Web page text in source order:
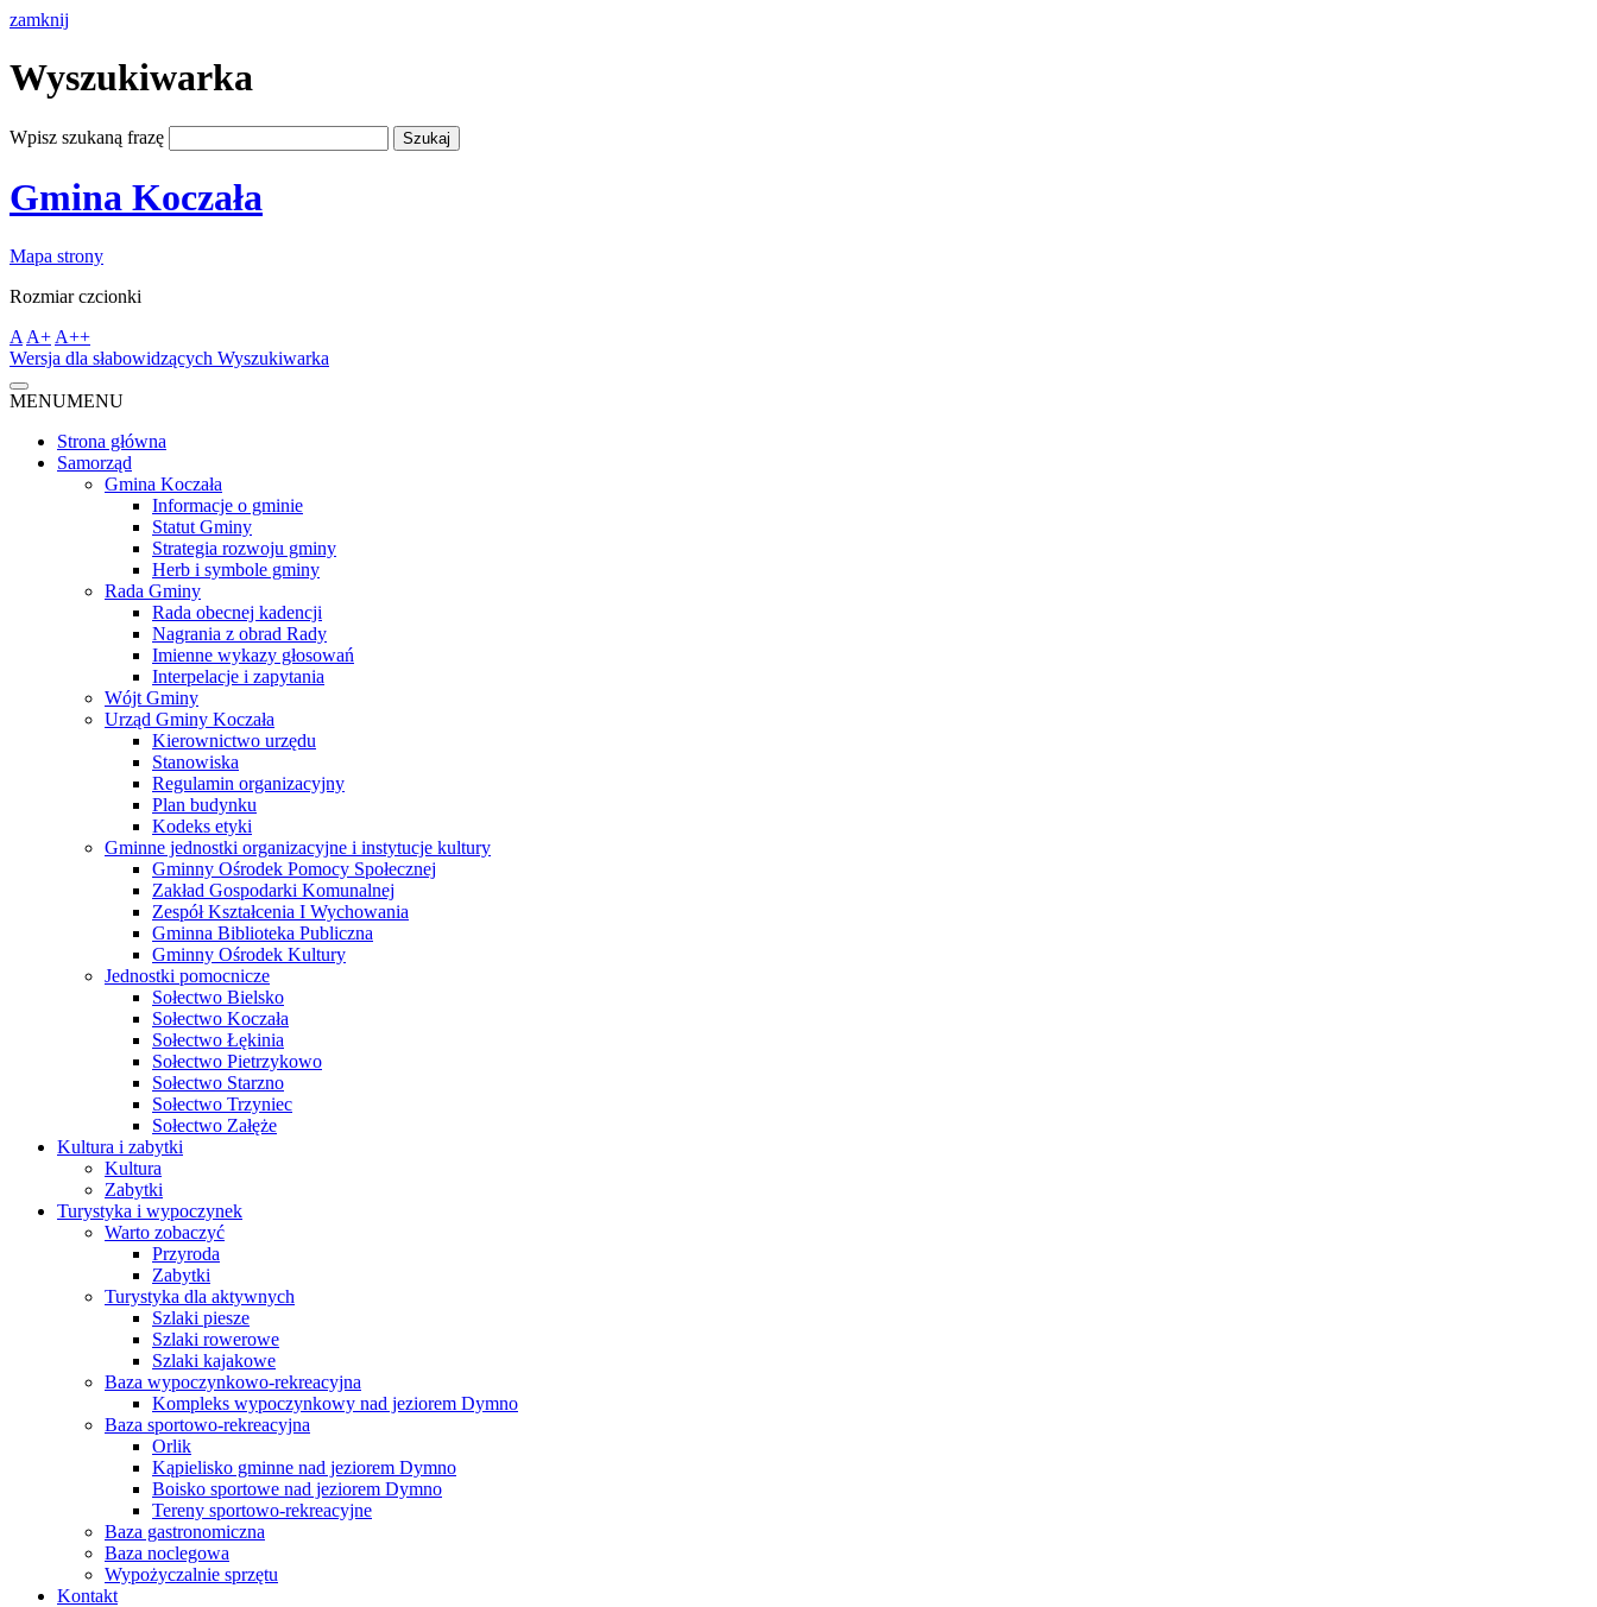
zamknij
Wyszukiwarka
Wpisz szukaną frazę
Gmina Koczała
Mapa strony
Rozmiar czcionki
A A+ A++
Wersja dla słabowidzących Wyszukiwarka
MENUMENU
Strona główna
Samorząd
Gmina Koczała
Informacje o gminie
Statut Gminy
Strategia rozwoju gminy
Herb i symbole gminy
Rada Gminy
Rada obecnej kadencji
Nagrania z obrad Rady
Imienne wykazy głosowań
Interpelacje i zapytania
Wójt Gminy
Urząd Gminy Koczała
Kierownictwo urzędu
Stanowiska
Regulamin organizacyjny
Plan budynku
Kodeks etyki
Gminne jednostki organizacyjne i instytucje kultury
Gminny Ośrodek Pomocy Społecznej
Zakład Gospodarki Komunalnej
Zespół Kształcenia I Wychowania
Gminna Biblioteka Publiczna
Gminny Ośrodek Kultury
Jednostki pomocnicze
Sołectwo Bielsko
Sołectwo Koczała
Sołectwo Łękinia
Sołectwo Pietrzykowo
Sołectwo Starzno
Sołectwo Trzyniec
Sołectwo Załęże
Kultura i zabytki
Kultura
Zabytki
Turystyka i wypoczynek
Warto zobaczyć
Przyroda
Zabytki
Turystyka dla aktywnych
Szlaki piesze
Szlaki rowerowe
Szlaki kajakowe
Baza wypoczynkowo-rekreacyjna
Kompleks wypoczynkowy nad jeziorem Dymno
Baza sportowo-rekreacyjna
Orlik
Kąpielisko gminne nad jeziorem Dymno
Boisko sportowe nad jeziorem Dymno
Tereny sportowo-rekreacyjne
Baza gastronomiczna
Baza noclegowa
Wypożyczalnie sprzętu
Kontakt